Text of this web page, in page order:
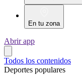
En tu zona
Abrir app
Todos los contenidos
Deportes populares